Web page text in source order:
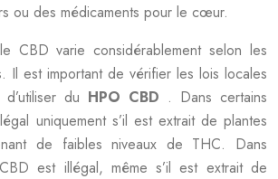
ou des médicaments pour le cœur.
CBD varie considérablement selon les
Il est important de vérifier les lois locales
du HPO CBD . Dans certains
uniquement s’il est extrait de plantes
de faibles niveaux de THC. Dans
est illégal, même s’il est extrait de